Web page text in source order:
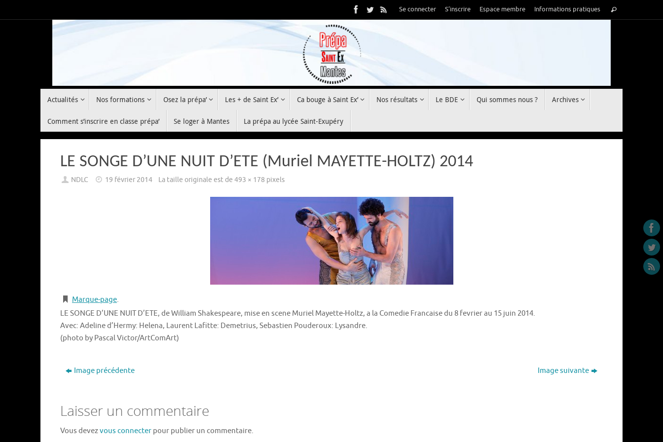
au
Se connecter S’inscrire Espace membre Informations pratiques
pour
Rechercher
Actualités Nos formations Osez la prépa’ Les + de Saint Ex’ Ca bouge à Saint Ex’ Nos résultats Le BDE Qui sommes nous ? Archives
Comment s’inscrire en classe prépa’ Se loger à Mantes La prépa au lycée Saint-Exupéry
LE SONGE D’UNE NUIT D’ETE (Muriel MAYETTE-HOLTZ) 2014
NDLC 19 février 2014 La taille originale est de493 × 178 pixels
Marque-page.
LE SONGE D’UNE NUIT D’ETE, de William Shakespeare, mise en scene Muriel Mayette-Holtz, a la Comedie Francaise du 8 fevrier au 15 juin 2014.
Avec: Adeline d’Hermy: Helena, Laurent Lafitte: Demetrius, Sebastien Pouderoux: Lysandre.
(photo by Pascal Victor/ArtComArt)
Image précédente Image suivante
Laisser un commentaire
Vous devezvous connecter pour publier un commentaire.